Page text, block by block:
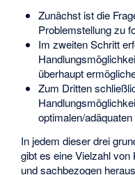
Zunächst ist die
Problemstellung zu
Im zweiten Schritt
überhaupt
Zum Dritten
optimalen/
In jedem dieser drei
gibt es eine Vielzahl
und sachbezogen